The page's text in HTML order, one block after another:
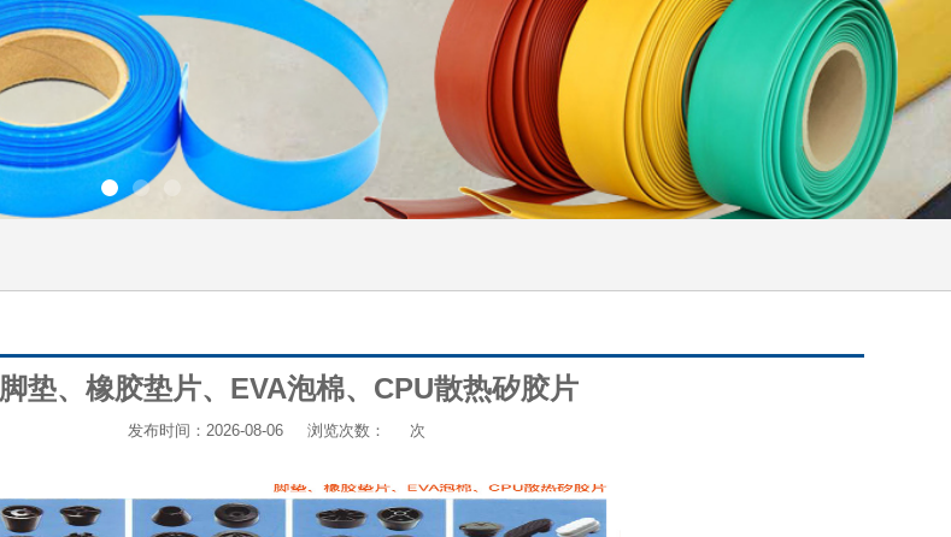
脚垫、橡胶垫片、EVA泡棉、CPU散热矽胶片
发布时间：2026-08-06 浏览次数： 次